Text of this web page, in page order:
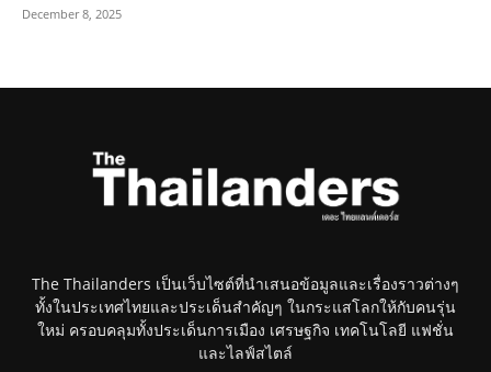
December 8, 2025
The Thailanders เป็นเว็บไซต์ที่นำเสนอข้อมูลและเรื่องราวต่างๆ
ทั้งในประเทศไทยและประเด็นสำคัญๆ ในกระแสโลกให้กับคนรุ่น
ใหม่ ครอบคลุมทั้งประเด็นการเมือง เศรษฐกิจ เทคโนโลยี แฟชั่น
และไลฟ์สไตล์